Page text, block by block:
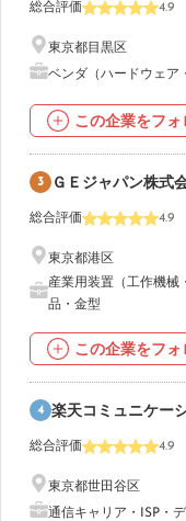
総合評価 4.9
東京都目黒区
ベンダ（ハードウェア
この企業をフォ
3 ＧＥジャパン株式
総合評価 4.9
東京都港区
産業用装置（工作機械
品・金型
この企業をフォ
4 楽天コミュニケー
総合評価 4.9
東京都世田谷区
通信キャリア・ISP・